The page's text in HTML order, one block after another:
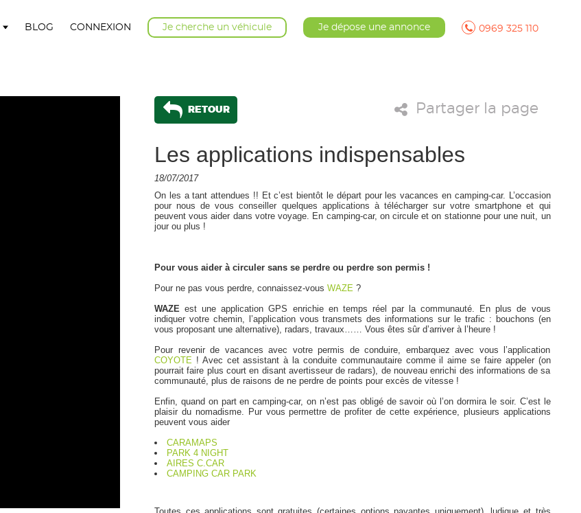
BLOG CONNEXION Je cherche un véhicule Je dépose une annonce 0969 325 110
Partager la page
RETOUR
Les applications indispensables
18/07/2017
On les a tant attendues !! Et c’est bientôt le départ pour les vacances en camping-car. L’occasion
pour nous de vous conseiller quelques applications à télécharger sur votre smartphone et qui
peuvent vous aider dans votre voyage. En camping-car, on circule et on stationne pour une nuit, un
jour ou plus !
Pour vous aider à circuler sans se perdre ou perdre son permis !
Pour ne pas vous perdre, connaissez-vous WAZE ?
WAZEest une application GPS enrichie en temps réel par la communauté. En plus de vous
indiquer votre chemin, l’application vous transmets des informations sur le trafic : bouchons (en
vous proposant une alternative), radars, travaux…… Vous êtes sûr d’arriver à l’heure !
Pour revenir de vacances avec votre permis de conduire, embarquez avec vous l’application
COYOTE ! Avec cet assistant à la conduite communautaire comme il aime se faire appeler (on
pourrait faire plus court en disant avertisseur de radars), de nouveau enrichi des informations de sa
communauté, plus de raisons de ne perdre de points pour excès de vitesse !
Enfin, quand on part en camping-car, on n’est pas obligé de savoir où l’on dormira le soir. C’est le
plaisir du nomadisme. Pur vous permettre de profiter de cette expérience, plusieurs applications
peuvent vous aider
CARAMAPS
PARK 4 NIGHT
AIRES C.CAR
CAMPING CAR PARK